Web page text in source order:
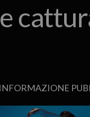
INFORMAZIONE